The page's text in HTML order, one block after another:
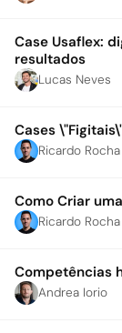
Case Usaflex:
resultados
Lucas Neves
Cases
Ricardo Rocha
Como Criar
Ricardo Rocha
Competências
Andrea Iorio